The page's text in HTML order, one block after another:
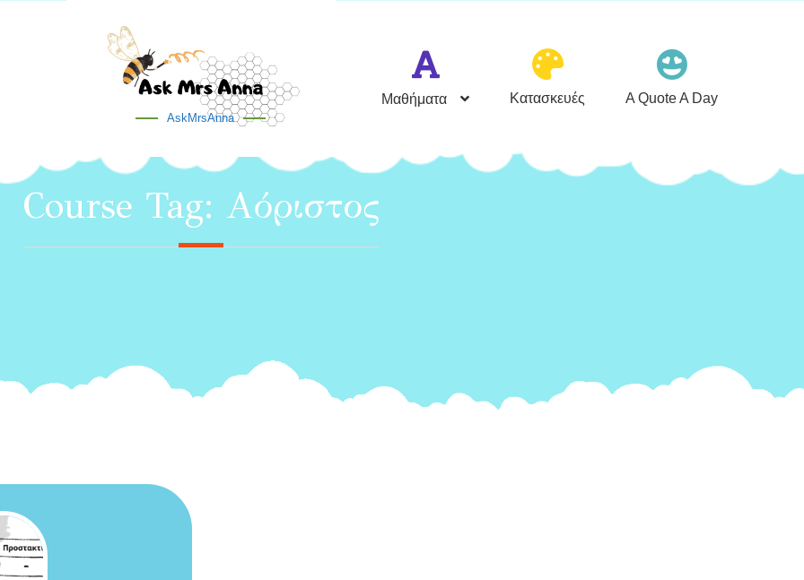
AskMrsAnna
Μαθήματα Κατασκευές A Quote A Day
Course Tag: Αόριστος